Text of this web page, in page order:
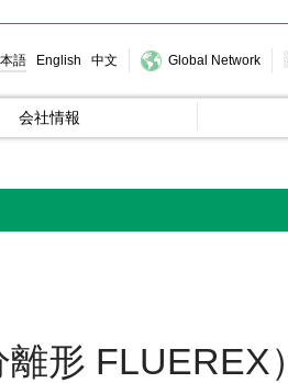
語 English 中文 Global Network
会社情報
形 FLUEREX）